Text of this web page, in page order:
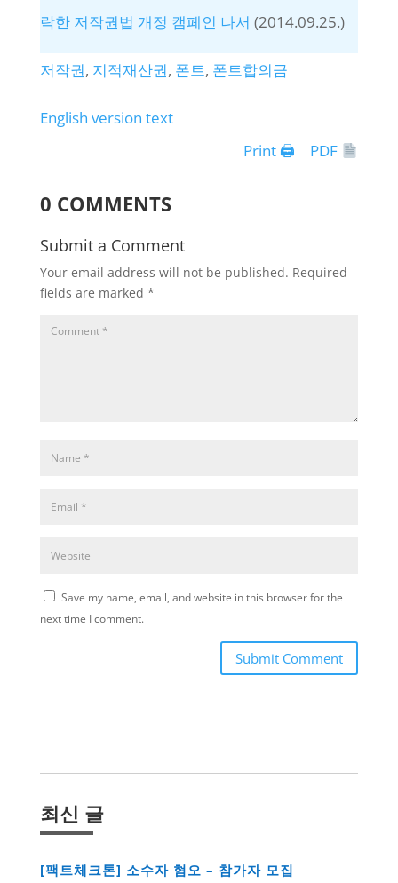
락한 저작권법 개정 캠페인 나서 (2014.09.25.)
저작권, 지적재산권, 폰트, 폰트합의금
English version text
Print 🖨
PDF
0 COMMENTS
Submit a Comment
Your email address will not be published. Required
fields are marked *
Save my name, email, and website in this browser for the
next time I comment.
Submit Comment
최신 글
[팩트체크톤] 소수자 혐오 – 참가자 모집